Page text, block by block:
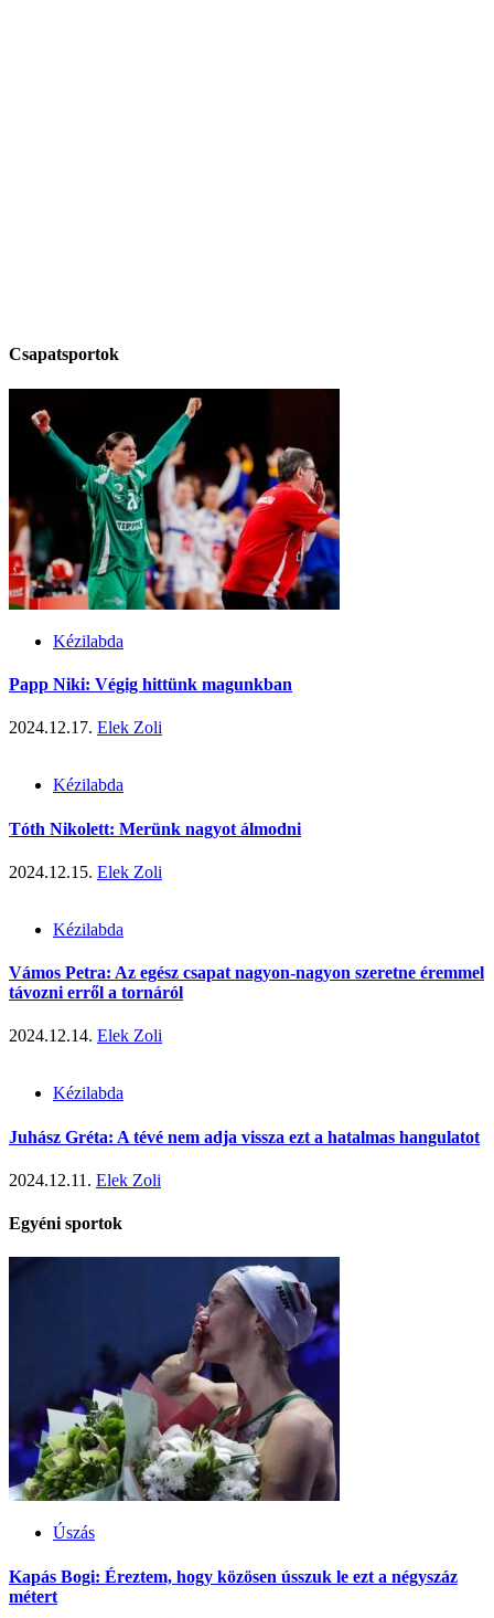
Csapatsportok
Kézilabda
Papp Niki: Végig hittünk magunkban
2024.12.17. Elek Zoli
Kézilabda
Tóth Nikolett: Merünk nagyot álmodni
2024.12.15. Elek Zoli
Kézilabda
Vámos Petra: Az egész csapat nagyon-nagyon szeretne éremmel
távozni erről a tornáról
2024.12.14. Elek Zoli
Kézilabda
Juhász Gréta: A tévé nem adja vissza ezt a hatalmas hangulatot
2024.12.11. Elek Zoli
Egyéni sportok
Úszás
Kapás Bogi: Éreztem, hogy közösen ússzuk le ezt a négyszáz
métert